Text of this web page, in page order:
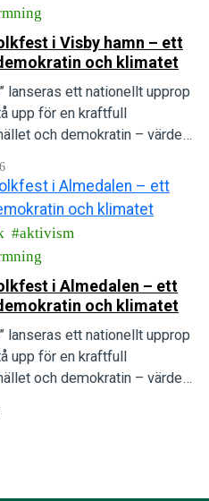
i Visby hamn – ett
och klimatet
lanseras ett nationellt upprop
upp för en kraftfull
och demokratin – värden
aktivism
i Almedalen – ett
och klimatet
lanseras ett nationellt upprop
upp för en kraftfull
och demokratin – värden